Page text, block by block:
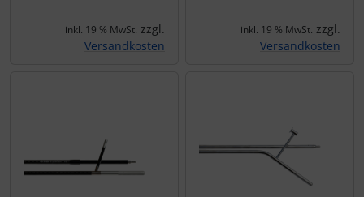
inkl. 19 % MwSt. zzgl.
Versandkosten
inkl. 19 % MwSt. zzgl.
Versandkosten